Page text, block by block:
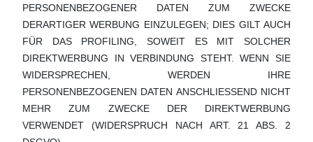
PERSONENBEZOGENER DATEN ZUM ZWECKE
DERARTIGER WERBUNG EINZULEGEN; DIES GILT AUCH
FÜR DAS PROFILING, SOWEIT ES MIT SOLCHER
DIREKTWERBUNG IN VERBINDUNG STEHT. WENN SIE
WIDERSPRECHEN, WERDEN IHRE
PERSONENBEZOGENEN DATEN ANSCHLIESSEND NICHT
MEHR ZUM ZWECKE DER DIREKTWERBUNG
VERWENDET (WIDERSPRUCH NACH ART. 21 ABS. 2